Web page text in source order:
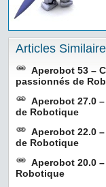
Articles
Aperobot 53 –
passionnés de
Aperobot 27.0
de Robotique
Aperobot 22.0
de Robotique
Aperobot 20.0
Robotique